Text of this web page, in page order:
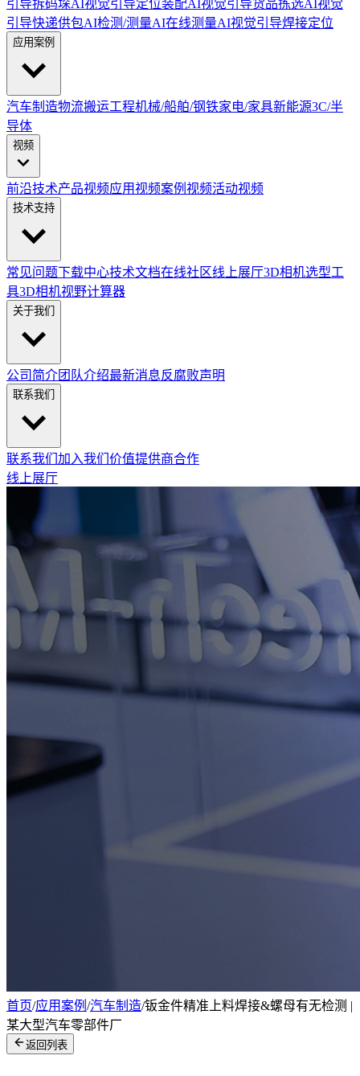
引导拆码垛AI视觉引导定位装配AI视觉引导货品拣选AI视觉
引导快递供包AI检测/测量AI在线测量AI视觉引导焊接定位
应用案例
汽车制造物流搬运工程机械/船舶/钢铁家电/家具新能源3C/半
导体
视频
前沿技术产品视频应用视频案例视频活动视频
技术支持
常见问题下载中心技术文档在线社区线上展厅3D相机选型工
具3D相机视野计算器
关于我们
公司简介团队介绍最新消息反腐败声明
联系我们
联系我们 加入我们 价值提供商合作
线上展厅
首页/应用案例 /汽车制造/钣金件精准上料焊接&螺母有无检测 |
某大型汽车零部件厂
返回列表